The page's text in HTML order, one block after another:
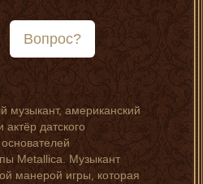
Вопрос?
музыкант, американский
датского
Metallica. Музыкант
манерой игры, которая